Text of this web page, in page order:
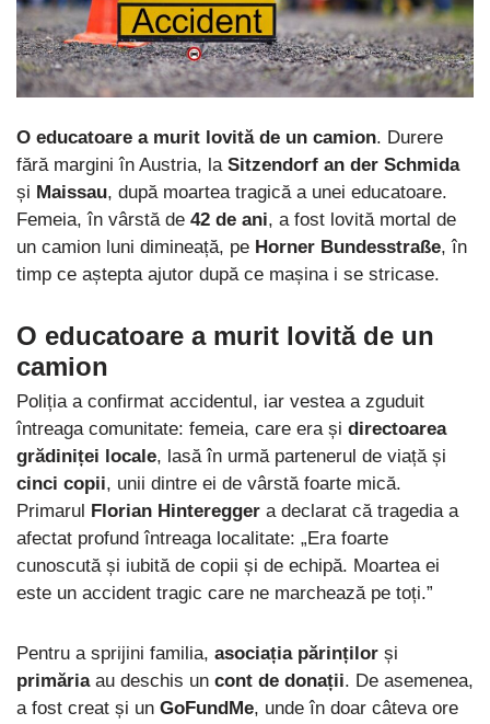
O educatoare a murit lovită de un camion. Durere
fără margini în Austria, la Sitzendorf an der Schmida
și Maissau, după moartea tragică a unei educatoare.
Femeia, în vârstă de 42 de ani, a fost lovită mortal de
un camion luni dimineață, pe Horner Bundesstraße, în
timp ce aștepta ajutor după ce mașina i se stricase.
O educatoare a murit lovită de un
camion
Poliția a confirmat accidentul, iar vestea a zguduit
întreaga comunitate: femeia, care era și directoarea
grădiniței locale, lasă în urmă partenerul de viață și
cinci copii, unii dintre ei de vârstă foarte mică.
Primarul Florian Hinteregger a declarat că tragedia a
afectat profund întreaga localitate: „Era foarte
cunoscută și iubită de copii și de echipă. Moartea ei
este un accident tragic care ne marchează pe toți.”
Pentru a sprijini familia, asociația părinților și
primăriaau deschis un cont de donații. De asemenea,
a fost creat și un GoFundMe, unde în doar câteva ore